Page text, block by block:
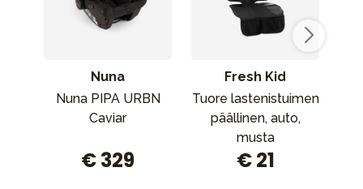
Nuna
Nuna PIPA URBN
Caviar
€ 329
Fresh Kid
Tuore lastenistuimen
päällinen, auto,
musta
€ 21